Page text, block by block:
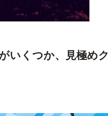
いくつか、見極めク